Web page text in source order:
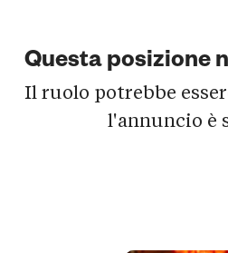
Questa posizione
Il ruolo potrebbe
l'annuncio è